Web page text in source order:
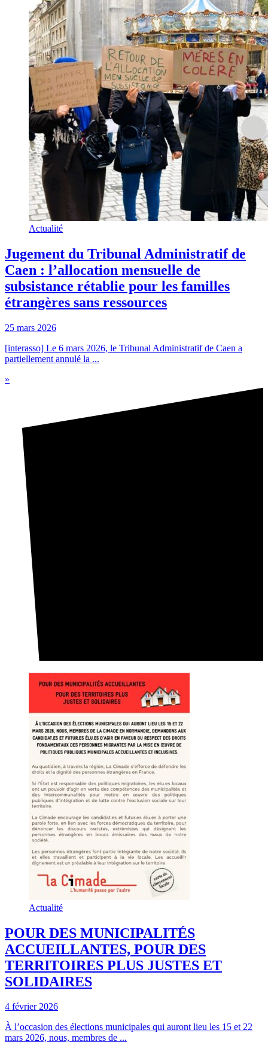
Actualité
Jugement du Tribunal Administratif de
Caen : l’allocation mensuelle de
subsistance rétablie pour les familles
étrangères sans ressources
25 mars 2026
[interasso] Le 6 mars 2026, le Tribunal Administratif de Caen a
partiellement annulé la ...
»
Actualité
POUR DES MUNICIPALITÉS
ACCUEILLANTES, POUR DES
TERRITOIRES PLUS JUSTES ET
SOLIDAIRES
4 février 2026
À l’occasion des élections municipales qui auront lieu les 15 et 22
mars 2026, nous, membres de ...